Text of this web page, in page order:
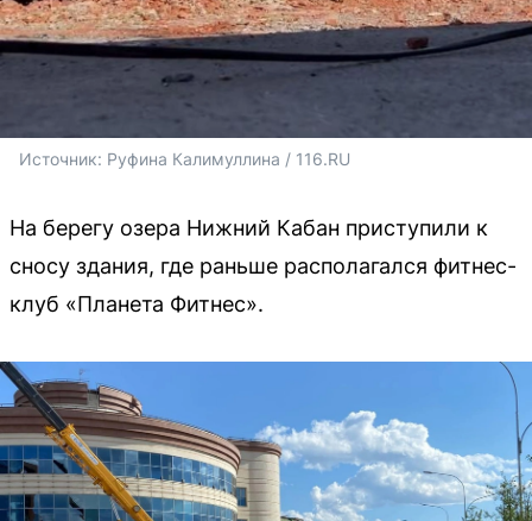
Источник: Руфина Калимуллина / 116.RU
На берегу озера Нижний Кабан приступили к
сносу здания, где раньше располагался фитнес-
клуб «Планета Фитнес».